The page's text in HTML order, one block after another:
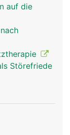
auf die
Störefriede